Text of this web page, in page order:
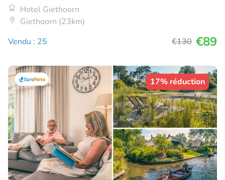
Hotel Giethoorn
Giethoorn (23km)
Vendu : 25
€130 €89
17% réduction